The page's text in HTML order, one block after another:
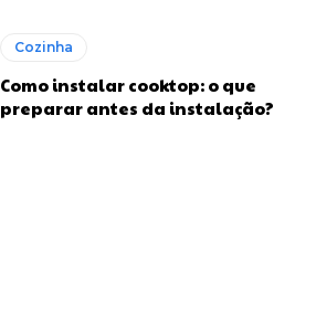
Cozinha
Como instalar cooktop: o que
preparar antes da instalação?